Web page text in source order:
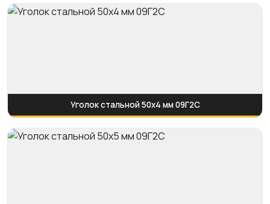
Уголок стальной 50х4 мм 09Г2С